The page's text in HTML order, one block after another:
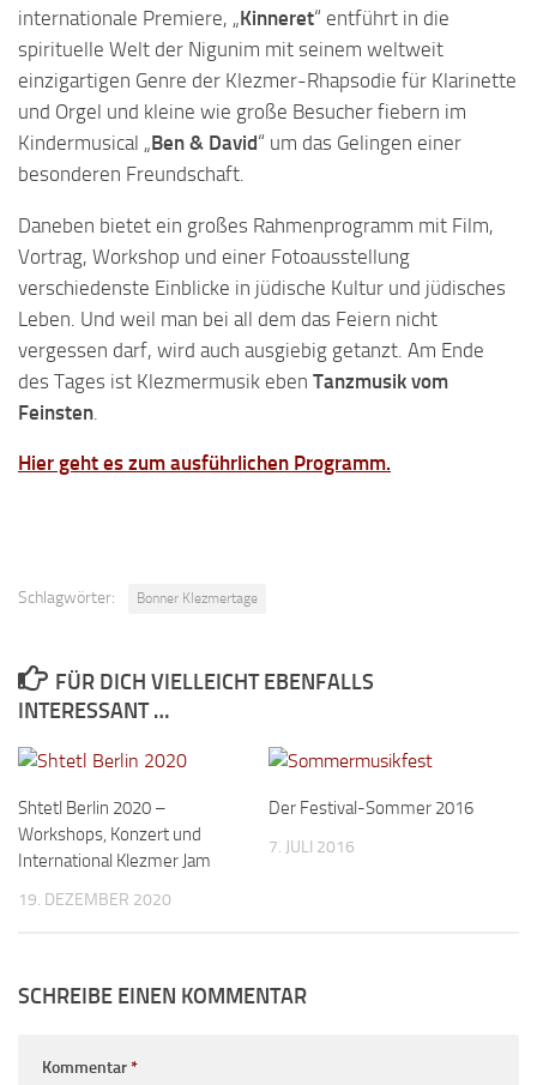
internationale Premiere, „Kinneret“ entführt in die
spirituelle Welt der Nigunim mit seinem weltweit
einzigartigen Genre der Klezmer-Rhapsodie für Klarinette
und Orgel und kleine wie große Besucher fiebern im
Kindermusical „Ben & David“ um das Gelingen einer
besonderen Freundschaft.
Daneben bietet ein großes Rahmenprogramm mit Film,
Vortrag, Workshop und einer Fotoausstellung
verschiedenste Einblicke in jüdische Kultur und jüdisches
Leben. Und weil man bei all dem das Feiern nicht
vergessen darf, wird auch ausgiebig getanzt. Am Ende
des Tages ist Klezmermusik eben Tanzmusik vom
Feinsten
Hier geht es zum ausführlichen Programm.
Schlagwörter: Bonner Klezmertage
FÜR DICH VIELLEICHT EBENFALLS
INTERESSANT …
Shtetl Berlin 2020 –
Workshops, Konzert und
International Klezmer Jam
19. DEZEMBER 2020
Der Festival-Sommer 2016
7. JULI 2016
SCHREIBE EINEN KOMMENTAR
Kommentar*